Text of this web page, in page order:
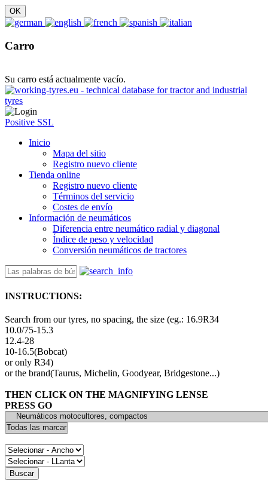
Carro
Su carro está actualmente vacío.
Positive SSL
Inicio
Mapa del sitio
Registro nuevo cliente
Tienda online
Registro nuevo cliente
Términos del servicio
Costes de envío
Información de neumáticos
Diferencia entre neumático radial y diagonal
Índice de peso y velocidad
Conversión neumáticos de tractores
INSTRUCTIONS:
Search from our tyres, no spacing, the size (eg.: 16.9R34
10.0/75-15.3
12.4-28
10-16.5(Bobcat)
or only R34)
or the brand(Taurus, Michelin, Goodyear, Bridgestone...)
THEN CLICK ON THE MAGNIFYING LENSE
PRESS GO